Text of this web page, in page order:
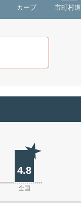
カーブ 市町村道
4.8
全国